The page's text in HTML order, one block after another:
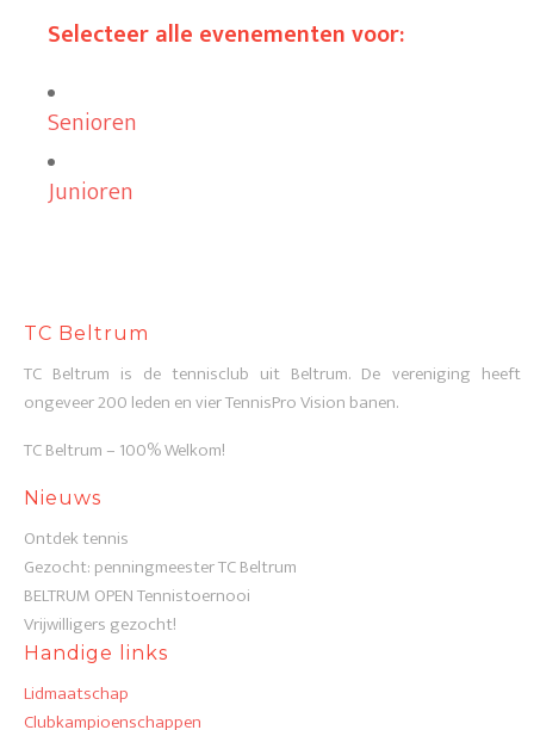
Selecteer alle evenementen voor:
Senioren
Junioren
TC Beltrum
TC Beltrum is de tennisclub uit Beltrum. De vereniging heeft
ongeveer 200 leden en vier TennisPro Vision banen.
TC Beltrum – 100% Welkom!
Nieuws
Ontdek tennis
Gezocht: penningmeester TC Beltrum
BELTRUM OPEN Tennistoernooi
Vrijwilligers gezocht!
Handige links
Lidmaatschap
Clubkampioenschappen